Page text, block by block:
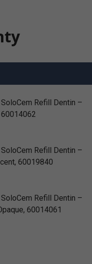
SoloCem Refill Dentin –
60014062
SoloCem Refill Dentin –
60019840
SoloCem Refill Dentin –
60014061